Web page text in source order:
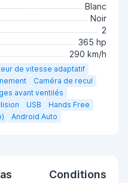
Blanc
Noir
2
365 hp
290 km/h
de vitesse adaptatif
Caméra de recul
avant ventilés
USB
Hands Free
Android Auto
Conditions